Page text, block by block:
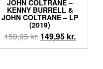
JOHN COLTRANE ‎–
KENNY BURRELL &
JOHN COLTRANE – LP
(2019)
159,95kr. Den
oprindelige
149,95 kr.Den
aktuelle